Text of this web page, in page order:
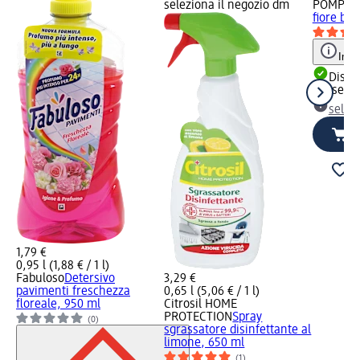
1,79 €
0,95 l (1,88 € / 1 l)
FabulosoDetersivo
pavimenti freschezza
floreale, 950 ml
(0)
seleziona il negozio dm
3,29 €
0,65 l (5,06 € / 1 l)
Citrosil HOME
PROTECTIONSpray
sgrassatore disinfettante al
limone, 650 ml
fiore